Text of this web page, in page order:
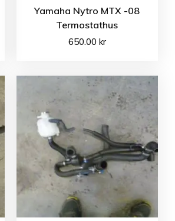
Yamaha Nytro MTX -08
Termostathus
650.00 kr